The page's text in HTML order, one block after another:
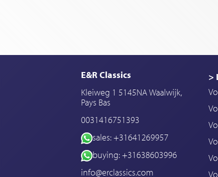
E&R Classics
Kleiweg 1 5145NA Waalwijk,
Pays Bas
0031416751393
sales: +31641269957
buying: +31638603996
info@erclassics.com
>